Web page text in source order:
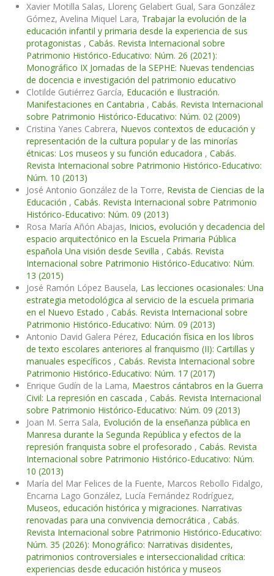
Xavier Motilla Salas, Llorenç Gelabert Gual, Sara González
Gómez, Avelina Miquel Lara, Trabajar la evolución de la
educación infantil y primaria desde la experiencia de sus
protagonistas , Cabás. Revista Internacional sobre
Patrimonio Histórico-Educativo: Núm. 26 (2021):
Monográfico IX Jornadas de la SEPHE: Nuevas tendencias
de docencia e investigación del patrimonio educativo
Clotilde Gutiérrez García, Educación e Ilustración.
Manifestaciones en Cantabria , Cabás. Revista Internacional
sobre Patrimonio Histórico-Educativo: Núm. 02 (2009)
Cristina Yanes Cabrera, Nuevos contextos de educación y
representación de la cultura popular y de las minorías
étnicas: Los museos y su función educadora , Cabás.
Revista Internacional sobre Patrimonio Histórico-Educativo:
Núm. 10 (2013)
José Antonio González de la Torre, Revista de Ciencias de la
Educación , Cabás. Revista Internacional sobre Patrimonio
Histórico-Educativo: Núm. 09 (2013)
Rosa María Añón Abajas, Inicios, evolución y decadencia del
espacio arquitectónico en la Escuela Primaria Pública
española Una visión desde Sevilla , Cabás. Revista
Internacional sobre Patrimonio Histórico-Educativo: Núm.
13 (2015)
José Ramón López Bausela, Las lecciones ocasionales: Una
estrategia metodológica al servicio de la escuela primaria
en el Nuevo Estado , Cabás. Revista Internacional sobre
Patrimonio Histórico-Educativo: Núm. 09 (2013)
Antonio David Galera Pérez, Educación física en los libros
de texto escolares anteriores al franquismo (II): Cartillas y
manuales específicos , Cabás. Revista Internacional sobre
Patrimonio Histórico-Educativo: Núm. 17 (2017)
Enrique Gudín de la Lama, Maestros cántabros en la Guerra
Civil: La represión en cascada , Cabás. Revista Internacional
sobre Patrimonio Histórico-Educativo: Núm. 09 (2013)
Joan M. Serra Sala, Evolución de la enseñanza pública en
Manresa durante la Segunda República y efectos de la
represión franquista sobre el profesorado , Cabás. Revista
Internacional sobre Patrimonio Histórico-Educativo: Núm.
10 (2013)
María del Mar Felices de la Fuente, Marcos Rebollo Fidalgo,
Encarna Lago González, Lucía Fernández Rodríguez,
Museos, educación histórica y migraciones. Narrativas
renovadas para una convivencia democrática , Cabás.
Revista Internacional sobre Patrimonio Histórico-Educativo:
Núm. 35 (2026): Monográfico: Narrativas disidentes,
patrimonios controversiales e interseccionalidad crítica:
experiencias desde educación histórica y museos